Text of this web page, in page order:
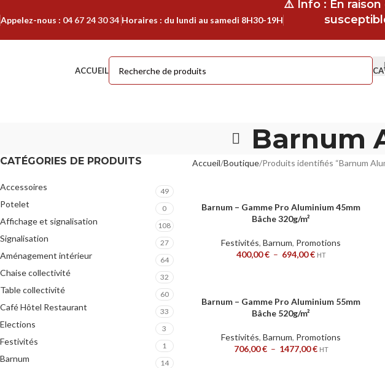
Appelez-nous : 04 67 24 30 34 Horaires : du lundi au samedi 8H30-19H
⚠️ Info : En
ACCUEIL
Barnum
CATÉGORIES DE PRODUITS
Accessoires 49
Potelet 0
Affichage et signalisation 108
Signalisation 27
Aménagement intérieur 64
Chaise collectivité 32
Table collectivité 60
Café Hôtel Restaurant 33
Elections 3
Festivités 1
Barnum 14
Accueil Boutique Produits identifiés “Barnum
CHOIX DES OPTIONS
Barnum – Gamme Pro Aluminium 45mm
Bâche 320g/m²
Festivités,Barnum, Promotions
400,00€ – 694,00€ HT
CHOIX DES OPTIONS
Barnum – Gamme Pro Aluminium 55mm
Bâche 520g/m²
Festivités,Barnum, Promotions
706,00€ – 1477,00€ HT